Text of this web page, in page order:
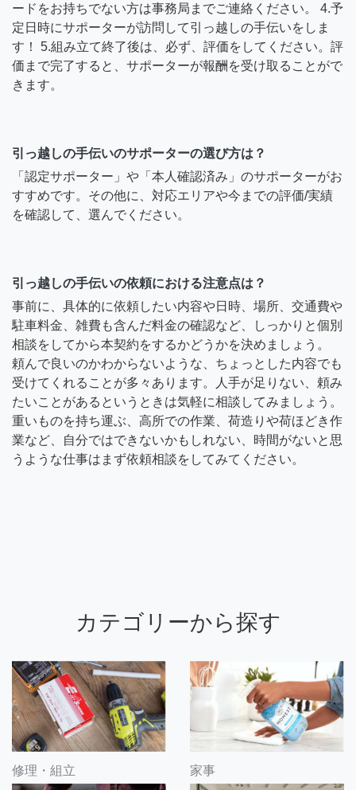
ードをお持ちでない方は事務局までご連絡ください。 4.予
定日時にサポーターが訪問して引っ越しの手伝いをしま
す！ 5.組み立て終了後は、必ず、評価をしてください。評
価まで完了すると、サポーターが報酬を受け取ることがで
きます。
引っ越しの手伝いのサポーターの選び方は？
「認定サポーター」や「本人確認済み」のサポーターがお
すすめです。その他に、対応エリアや今までの評価/実績
を確認して、選んでください。
引っ越しの手伝いの依頼における注意点は？
事前に、具体的に依頼したい内容や日時、場所、交通費や
駐車料金、雑費も含んだ料金の確認など、しっかりと個別
相談をしてから本契約をするかどうかを決めましょう。
頼んで良いのかわからないような、ちょっとした内容でも
受けてくれることが多々あります。人手が足りない、頼み
たいことがあるというときは気軽に相談してみましょう。
重いものを持ち運ぶ、高所での作業、荷造りや荷ほどき作
業など、自分ではできないかもしれない、時間がないと思
うような仕事はまず依頼相談をしてみてください。
カテゴリーから探す
修理・組立 家事